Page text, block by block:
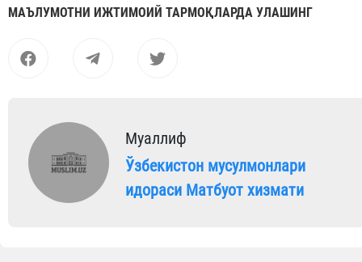
МАЪЛУМОТНИ ИЖТИМОИЙ ТАРМОҚЛАРДА УЛАШИНГ
Муаллиф
Ўзбекистон мусулмонлари
идораси Матбуот хизмати